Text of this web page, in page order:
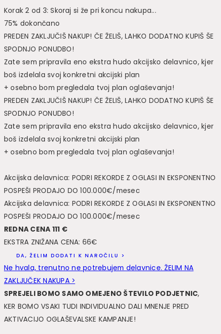
Korak 2 od 3: Skoraj si že pri koncu nakupa...
75% dokončano
PREDEN ZAKLJUČIŠNAKUP! ČEŽELIŠ, LAHKO DODATNO KUPIŠ ŠE
SPODNJO PONUDBO!
Zate sem pripravila eno ekstra hudo akcijsko delavnico, kjer
boš izdelala svoj konkretni akcijski plan
+ osebno bom pregledala tvoj plan oglaševanja!
PREDEN ZAKLJUČIŠNAKUP! ČEŽELIŠ, LAHKO DODATNO KUPIŠ ŠE
SPODNJO PONUDBO!
Zate sem pripravila eno ekstra hudo akcijsko delavnico, kjer
boš izdelala svoj konkretni akcijski plan
+ osebno bom pregledala tvoj plan oglaševanja!
Akcijska delavnica: PODRI REKORDE Z OGLASI IN EKSPONENTNO
POSPEŠI PRODAJO DO 100.000€/mesec
Akcijska delavnica: PODRI REKORDE Z OGLASI IN EKSPONENTNO
POSPEŠI PRODAJO DO 100.000€/mesec
REDNA CENA 111 €
EKSTRA ZNIŽANA CENA: 66€
DA, ŽELIM DODATI K NAROČILU >
Ne hvala, trenutno ne potrebujem delavnice. ŽELIM NA
ZAKLJUČEK NAKUPA >
SPREJELI BOMO SAMO OMEJENO ŠTEVILO PODJETNIC,
KER BOMO VSAKI TUDI INDIVIDUALNO DALI MNENJE PRED
AKTIVACIJO OGLAŠEVALSKE KAMPANJE!